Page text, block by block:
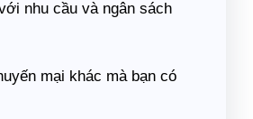
nhu cầu và ngân sách
mại khác mà bạn có